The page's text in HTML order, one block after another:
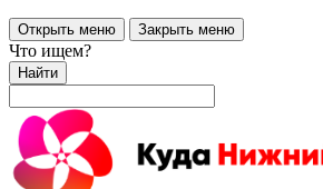
Открыть меню Закрыть меню
Что ищем?
Найти